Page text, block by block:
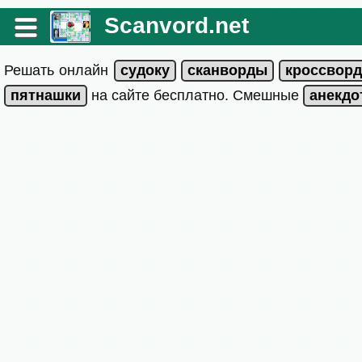
Scanvord.net
Решать онлайн
на сайте бесплатно. Смешные